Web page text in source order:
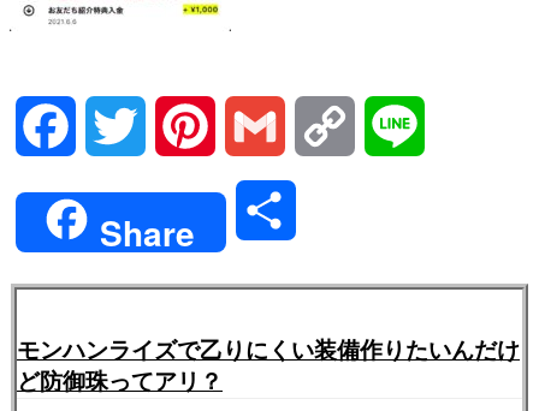
Facebook Twitter Pinterest Gmail Copy
Share
モンハンライズで乙りにくい装備作りたいんだけ
ど防御珠ってアリ？